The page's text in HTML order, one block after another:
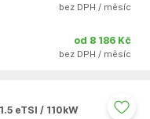
bez DPH / měsíc
od 8 186 Kč
bez DPH / měsíc
eTSI / 110kW